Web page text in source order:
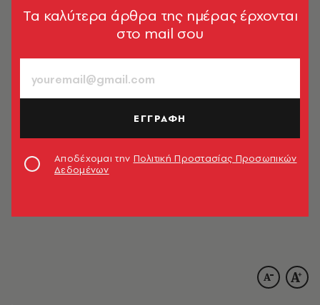
Tα καλύτερα άρθρα της ημέρας έρχονται
στο mail σου
ΕΓΓΡΑΦΗ
Αποδέχομαι την Πολιτική Προστασίας Προσωπικών
Δεδομένων